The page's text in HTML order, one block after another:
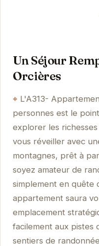
Un Séjour
Orcières
L'A313-
personnes est le
explorer les
vous réveiller avec
montagnes, prêt à
soyez amateur de
simplement en quête
appartement saura
emplacement
facilement aux pistes
sentiers de